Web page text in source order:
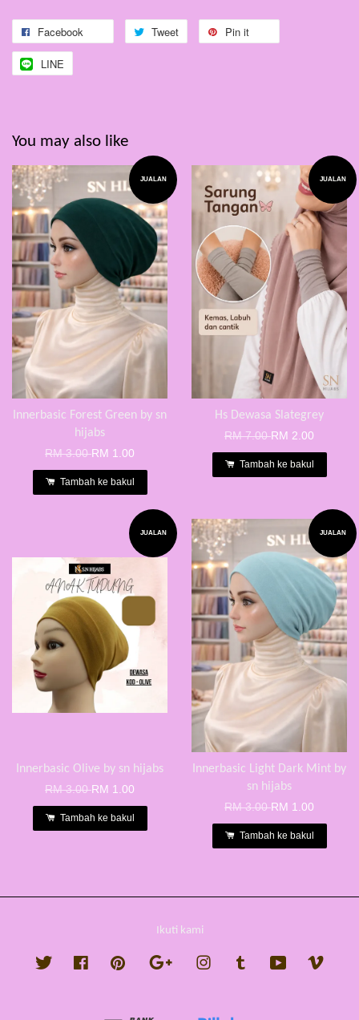
Facebook Tweet Pin it
LINE
You may also like
JUALAN
Innerbasic Forest Green by sn
hijabs
RM 3.00RM 1.00
Tambah ke bakul
JUALAN
Hs Dewasa Slategrey
RM 7.00RM 2.00
Tambah ke bakul
JUALAN
Innerbasic Olive by sn hijabs
RM 3.00RM 1.00
Tambah ke bakul
JUALAN
Innerbasic Light Dark Mint by
sn hijabs
RM 3.00RM 1.00
Tambah ke bakul
Ikuti kami
Twitter FacebookPinterest Google InstagramTumblr YouTube